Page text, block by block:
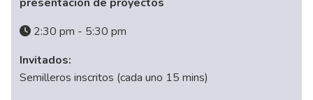
2:30 pm - 5:30 pm
Invitados:
Semilleros inscritos (cada uno 15 mins)